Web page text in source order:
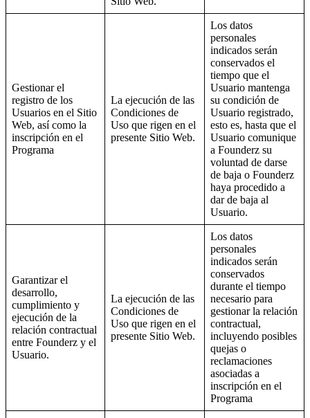
Gestionar el
registro de los
Usuarios en el Sitio
Web, así como la
inscripción en el
Programa
La ejecución de las
Condiciones de
Uso que rigen en el
presente Sitio Web.
Los datos
personales
indicados serán
conservados el
tiempo que el
Usuario mantenga
su condición de
Usuario registrado,
esto es, hasta que el
Usuario comunique
a Founderz su
voluntad de darse
de baja o Founderz
haya procedido a
dar de baja al
Usuario.
Garantizar el
desarrollo,
cumplimiento y
ejecución de la
relación contractual
entre Founderz y el
Usuario.
La ejecución de las
Condiciones de
Uso que rigen en el
presente Sitio Web.
Los datos
personales
indicados serán
conservados
durante el tiempo
necesario para
gestionar la relación
contractual,
incluyendo posibles
quejas o
reclamaciones
asociadas a
inscripción en el
Programa